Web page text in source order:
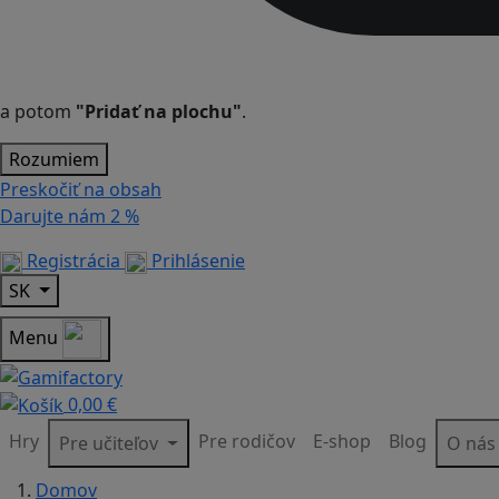
a potom "Pridať na plochu".
Rozumiem
Preskočiť na obsah
Darujte nám 2 %
Registrácia
Prihlásenie
SK
Menu
0,00 €
Hry
Pre učiteľov Pre rodičov E-shop Blog
O nás
Domov